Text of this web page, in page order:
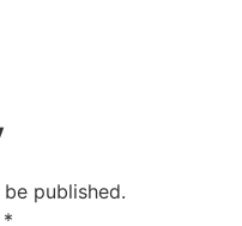
published.
*